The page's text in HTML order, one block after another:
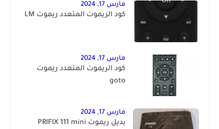
مارس 17, 2024
كود الريموت المتعدد ريموت LM
مارس 17, 2024
كود الريموت المتعدد ريموت
goto
مارس 17, 2024
بديل ريموت PRIFIX 111 mini